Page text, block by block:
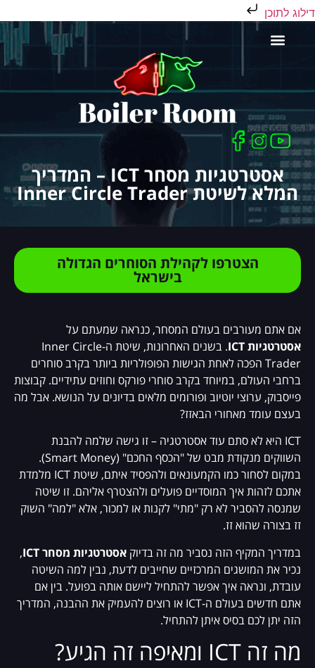
דילוג לתוכן
אסטרטגיות מסחר ICT – המדריך
המלא לשיטת Inner Circle Trader
הצטרפו לקהילת הסוחרים הגדולה
בישראל
אם אתם מעורבים בעולם המסחר, כנראה שמעתם על
אסטרטגיות ICT
. בשנים האחרונות, שיטת ה-Inner Circle
Trader הפכה לאחת הגישות הפופולריות ביותר בקרב סוחרים
ברחבי העולם, במיוחד בקרב סוחרי פורקס וחוזים עתידיים. קבוצות
פייסבוק, ערוצי יוטיוב ופורומים מלאים בדיונים על הנושא. אבל מה
בעצם עומד מאחורי הבאזז?
ICT היא לא סתם עוד אסטרטגיה – זו גישה שלמה להבנת
השווקים מנקודת מבט של "הכסף החכם" (Smart Money).
במקום לסחור כמו הקמעונאים ולהפסיד איתם, שיטת ICT מלמדת
אתכם לזהות איך המוסדיים פועלים ולהצטרף אליהם. זו שיטה
שמנסה להסביר לא רק "מתי" לקנות או למכור, אלא "למה" השוק
זז בצורה שהוא זז.
במדריך המקיף הזה נסביר מה זה בדיוק אסטרטגיות מסחר ICT
,
נכיר את המושגים המרכזיים שחייבים לדעת, נבין למה השיטה
עובדת, ונראה איך אפשר להתחיל ליישם אותה בפועל. בין אם
אתם חדשים בעולם ה-ICT או רוצים להעמיק את ההבנה, המדריך
הזה יתן לכם בסיס איתן להתחיל.
מה זה ICT ומאיפה זה הגיע?